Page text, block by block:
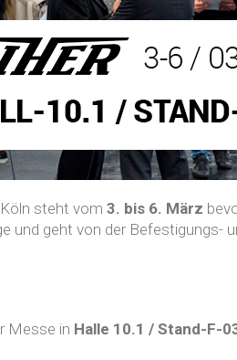
Köln steht vom 3. bis 6. März
geht von der Befestigungs-
Messe in Halle 10.1 / Stand-F-